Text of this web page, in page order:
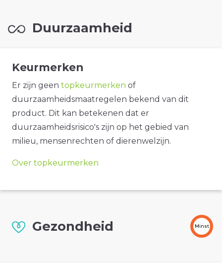
Duurzaamheid
Keurmerken
Er zijn geen topkeurmerken of
duurzaamheidsmaatregelen bekend van dit
product. Dit kan betekenen dat er
duurzaamheidsrisico's zijn op het gebied van
milieu, mensenrechten of dierenwelzijn.
Over topkeurmerken
Gezondheid Minst